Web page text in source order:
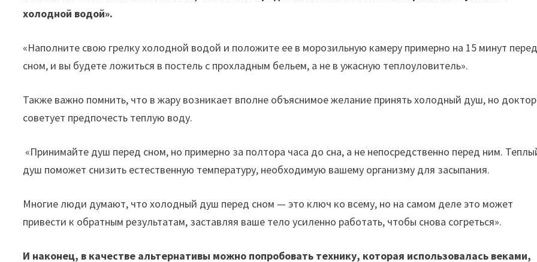
холодной водой».
«Наполните свою грелку холодной водой и положите ее в морозильную камеру примерно на 15 минут перед
сном, и вы будете ложиться в постель с прохладным бельем, а не в ужасную теплоуловитель».
Также важно помнить, что в жару возникает вполне объяснимое желание принять холодный душ, но
советует предпочесть теплую воду.
«Принимайте душ перед сном, но примерно за полтора часа до сна, а не непосредственно перед ним.
душ поможет снизить естественную температуру, необходимую вашему организму для засыпания.
Многие люди думают, что холодный душ перед сном — это ключ ко всему, но на самом деле это может
привести к обратным результатам, заставляя ваше тело усиленно работать, чтобы снова согреться».
И наконец, в качестве альтернативы можно попробовать технику, которая использовалась веками,